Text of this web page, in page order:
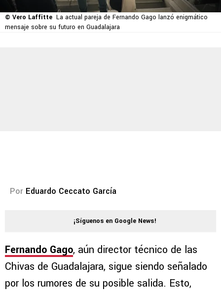
© Vero Laffitte La actual pareja de Fernando Gago lanzó enigmático
mensaje sobre su futuro en Guadalajara
Por Eduardo Ceccato García
¡Síguenos en Google News!
Fernando Gago, aún director técnico de las
Chivas de Guadalajara, sigue siendo señalado
por los rumores de su posible salida. Esto,